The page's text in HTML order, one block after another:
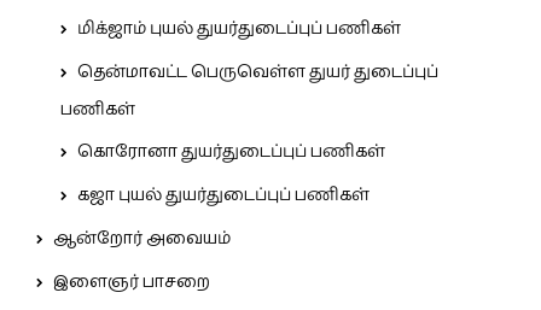
மிக்ஜாம் புயல் துயர்துடைப்புப் பணிகள்
தென்மாவட்ட பெருவெள்ள துயர் துடைப்புப்
பணிகள்
கொரோனா துயர்துடைப்புப் பணிகள்
கஜா புயல் துயர்துடைப்புப் பணிகள்
ஆன்றோர் அவையம்
இளைஞர் பாசறை